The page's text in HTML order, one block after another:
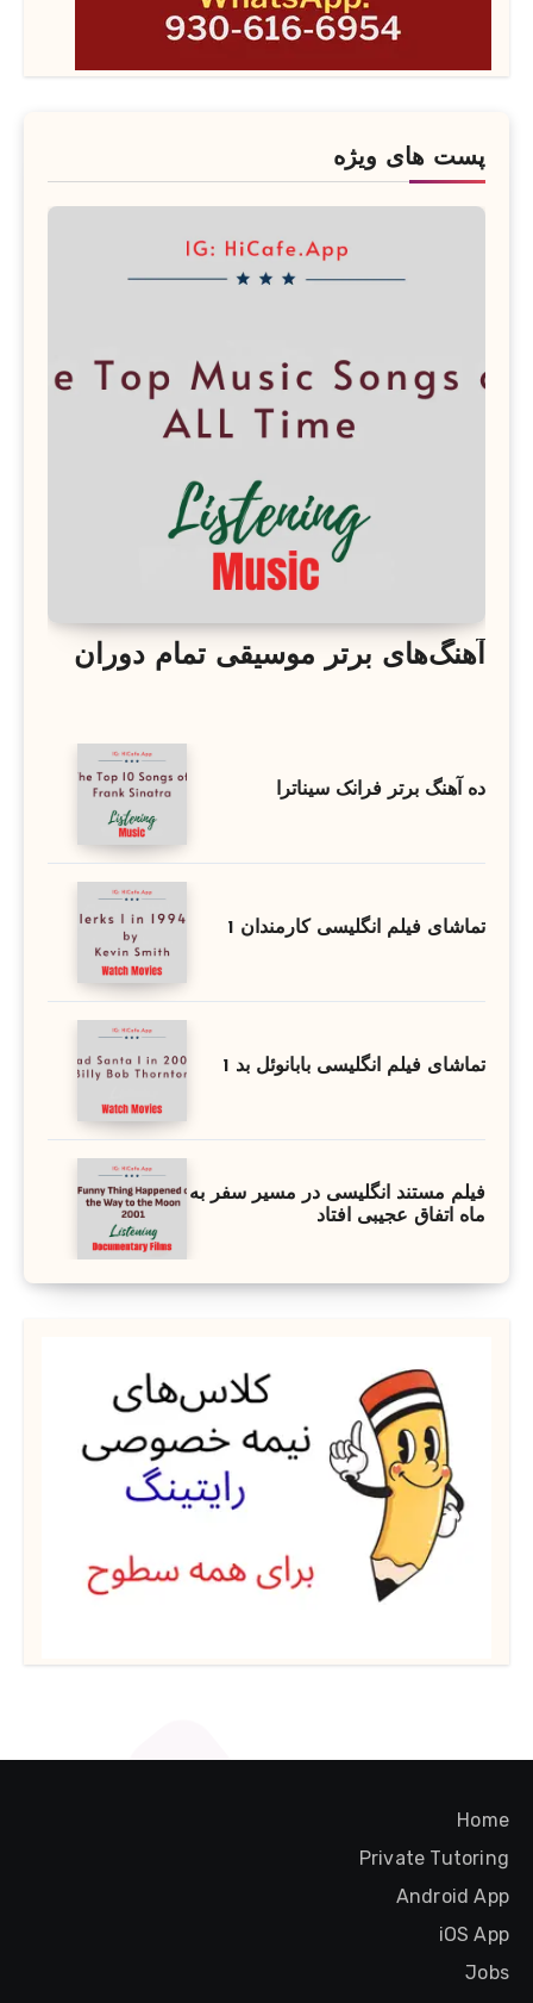
پست های ویژه
آهنگ‌های برتر موسیقی تمام دوران
ده آهنگ برتر فرانک سیناترا
تماشای فیلم انگلیسی کارمندان 1
تماشای فیلم انگلیسی بابانوئل بد 1
فیلم مستند انگلیسی در مسیر سفر به
ماه اتفاق عجیبی افتاد
Home
Private Tutoring
Android App
iOS App
Jobs